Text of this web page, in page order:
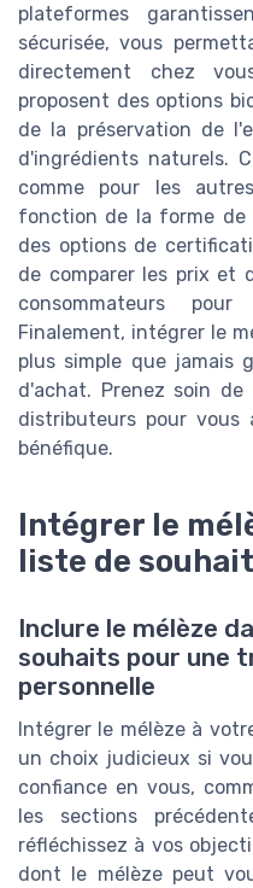
plateformes
sécurisée, vous
directement chez
proposent des options
de la préservation de
d'ingrédients naturels.
comme pour les
fonction de la forme de
des options de
de comparer les prix et
consommateurs
Finalement, intégrer le
plus simple que jamais
d'achat. Prenez soin
distributeurs pour vous
bénéfique.
Intégrer le
liste de
Inclure le mélèze
souhaits pour une
personnelle
Intégrer le mélèze à
un choix judicieux si
confiance en vous,
les sections
réfléchissez à vos
dont le mélèze peut